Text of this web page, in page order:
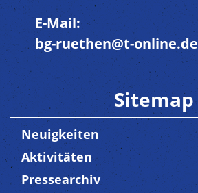
E-Mail:
bg-ruethen@t-online.de
Sitemap
Neuigkeiten
Aktivitäten
Pressearchiv